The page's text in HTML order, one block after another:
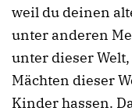
weil du deinen
unter anderen
unter dieser
Mächten dieser
Kinder hassen.